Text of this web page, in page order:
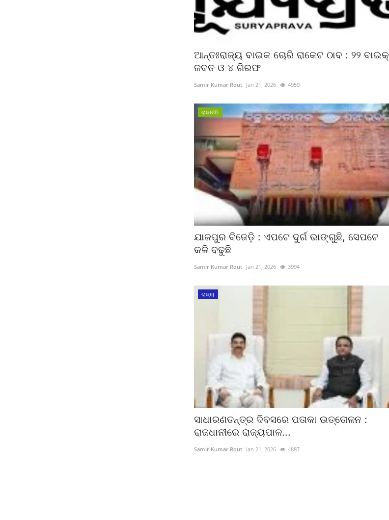
ଆନ୍ତଃରାଜ୍ୟ ବାଇକ ଚୋରି ରାକେଟ ଠାବ : ୨୨ ବାଇକ୍‌
ଜବତ ଓ ୪ ଗିରଫ
Samir Kumar Rout Jan 21, 2026 4959
ରାଜନୀତି
ଯାଜପୁର ବିଜେଡ଼ି : ଏପଟେ ଦୁର୍ଗ ଭାଙ୍ଗୁଛି, ସେପଟେ
କଳି ବଢୁଛି
Samir Kumar Rout Jan 21, 2026 3994
ରାଜ୍ୟ
ସାଧାରଣତନ୍ତ୍ର ଦିବସରେ ପତାକା ଉତ୍ତୋଳନ :
ରାଜଧାନୀରେ ରାଜ୍ୟପାଳ...
Samir Kumar Rout Jan 21, 2026 4887